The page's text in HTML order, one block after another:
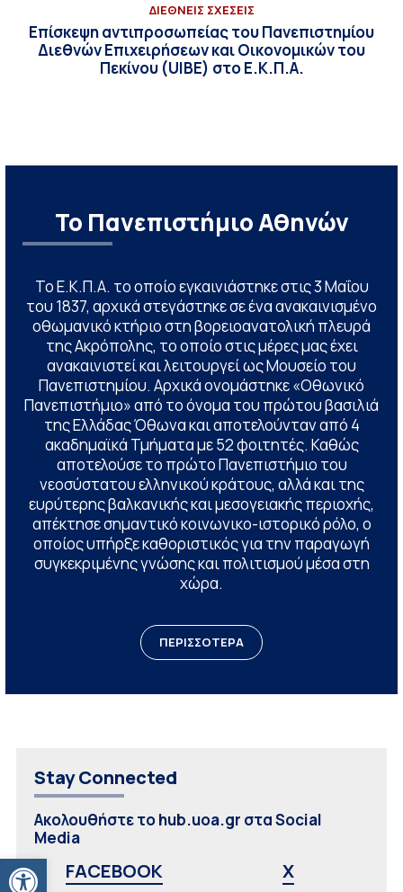
Ανοίξτε τη γραμμή εργαλείων
ΔΙΕΘΝΕΙΣ ΣΧΕΣΕΙΣ
Επίσκεψη αντιπροσωπείας του Πανεπιστημίου
Διεθνών Επιχειρήσεων και Οικονομικών του
Πεκίνου (UIBE) στο Ε.Κ.Π.Α.
Το Πανεπιστήμιο Αθηνών
Το Ε.Κ.Π.Α. το οποίο εγκαινιάστηκε στις 3 Μαΐου
του 1837, αρχικά στεγάστηκε σε ένα ανακαινισμένο
οθωμανικό κτήριο στη βορειοανατολική πλευρά
της Ακρόπολης, το οποίο στις μέρες μας έχει
ανακαινιστεί και λειτουργεί ως Μουσείο του
Πανεπιστημίου. Αρχικά ονομάστηκε «Οθωνικό
Πανεπιστήμιο» από το όνομα του πρώτου βασιλιά
της Ελλάδας Όθωνα και αποτελούνταν από 4
ακαδημαϊκά Τμήματα με 52 φοιτητές. Καθώς
αποτελούσε το πρώτο Πανεπιστήμιο του
νεοσύστατου ελληνικού κράτους, αλλά και της
ευρύτερης βαλκανικής και μεσογειακής περιοχής,
απέκτησε σημαντικό κοινωνικο-ιστορικό ρόλο, ο
οποίος υπήρξε καθοριστικός για την παραγωγή
συγκεκριμένης γνώσης και πολιτισμού μέσα στη
χώρα.
ΠΕΡΙΣΣΟΤΕΡΑ
Stay Connected
Ακολουθήστε το hub.uoa.gr στα Social
Media
FACEBOOK
X